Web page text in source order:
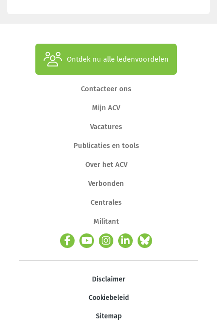
Ontdek nu alle ledenvoordelen
Contacteer ons
Mijn ACV
Vacatures
Publicaties en tools
Over het ACV
Verbonden
Centrales
Militant
Disclaimer
Cookiebeleid
Sitemap